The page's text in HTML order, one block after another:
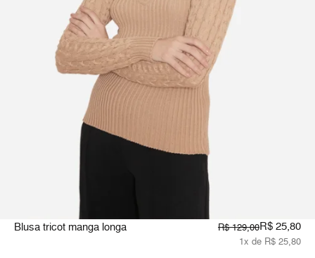
Blusa tricot manga longa R$ 129,00R$ 25,80
1x de R$ 25,80